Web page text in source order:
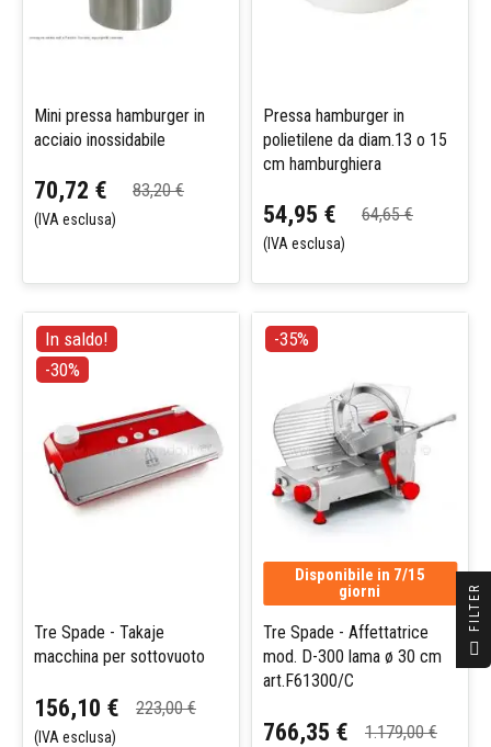
Mini pressa hamburger in
acciaio inossidabile
70,72 €
(IVA esclusa)
83,20 €
Pressa hamburger in
polietilene da diam.13 o 15
cm hamburghiera
54,95 €
(IVA esclusa)
64,65 €
In saldo!
-30%
Tre Spade - Takaje
macchina per sottovuoto
156,10 €
(IVA esclusa)
223,00 €
-35%
Disponibile in 7/15
giorni
Tre Spade - Affettatrice
mod. D-300 lama ø 30 cm
art.F61300/C
766,35 € 1.179,00 €
R